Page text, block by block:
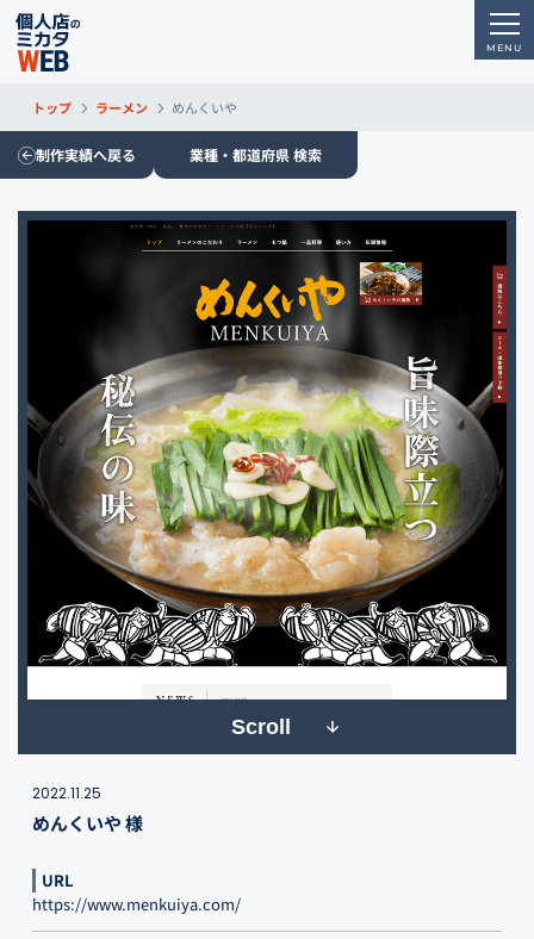
トップ ラーメン めんくいや
制作実績へ戻る 業種・都道府県 検索
Scroll
2022.11.25
めんくいや 様
URL
https://www.menkuiya.com/